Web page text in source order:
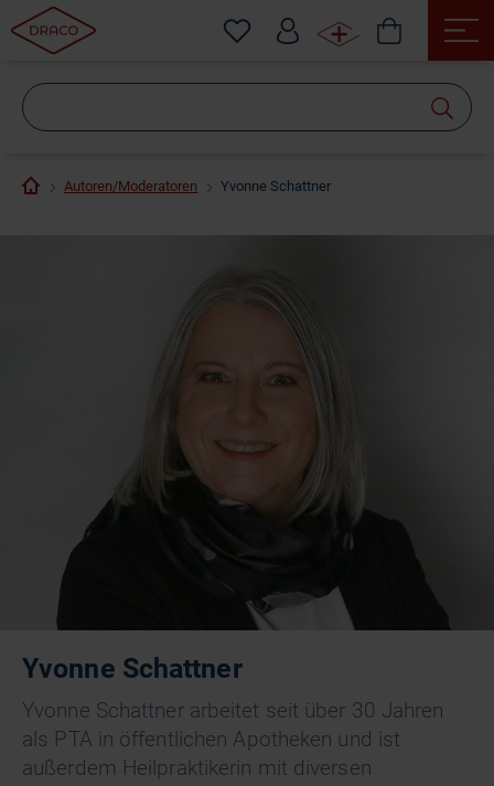
Autoren/Moderatoren Yvonne Schattner
Yvonne Schattner
Yvonne Schattner arbeitet seit über 30 Jahren
als PTA in öffentlichen Apotheken und ist
außerdem Heilpraktikerin mit diversen
suchen